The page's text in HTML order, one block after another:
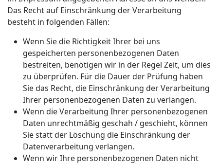
Das Recht auf Einschränkung der Verarbeitung
besteht in folgenden Fällen:
Wenn Sie die Richtigkeit Ihrer bei uns
gespeicherten personenbezogenen Daten
bestreiten, benötigen wir in der Regel Zeit, um dies
zu überprüfen. Für die Dauer der Prüfung haben
Sie das Recht, die Einschränkung der Verarbeitung
Ihrer personenbezogenen Daten zu verlangen.
Wenn die Verarbeitung Ihrer personenbezogenen
Daten unrechtmäßig geschah / geschieht, können
Sie statt der Löschung die Einschränkung der
Datenverarbeitung verlangen.
Wenn wir Ihre personenbezogenen Daten nicht